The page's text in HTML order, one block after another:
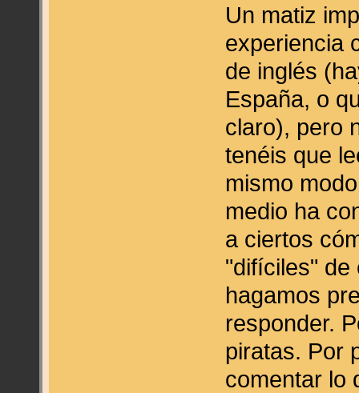
Un matiz
experiencia
de inglés
España, o
claro), pero
tenéis que
mismo
medio ha
a ciertos
"difíciles" de
hagamos
responder.
piratas. Por
comentar lo